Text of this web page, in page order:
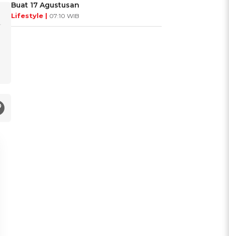
Buat 17 Agustusan
Lifestyle | 07:10 WIB